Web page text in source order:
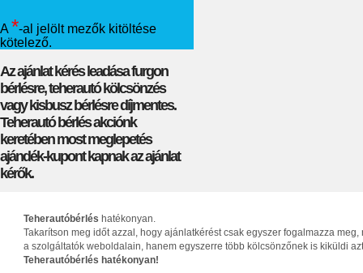
A *-al jelölt mezők kitöltése
kötelező.
Az ajánlat kérés leadása furgon
bérlésre, teherautó kölcsönzés
vagy kisbusz bérlésre díjmentes.
Teherautó bérlés akciónk
keretében most meglepetés
ajándék-kupont kapnak az ajánlat
kérők.
Teherautóbérlés hatékonyan.
Takarítson meg időt azzal, hogy ajánlatkérést csak egyszer fogalmazza
a szolgáltatók weboldalain, hanem egyszerre több kölcsönzőnek is kiküldi
Teherautóbérlés hatékonyan!